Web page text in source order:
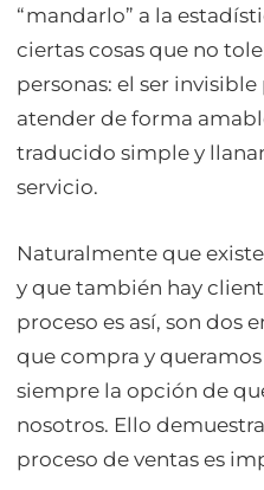
“mandarlo” a la
ciertas cosas que no
personas: el ser
atender de forma
traducido simple y
servicio.
Naturalmente que
y que también hay
proceso es así, son dos
que compra y
siempre la opción de
nosotros. Ello
proceso de ventas es